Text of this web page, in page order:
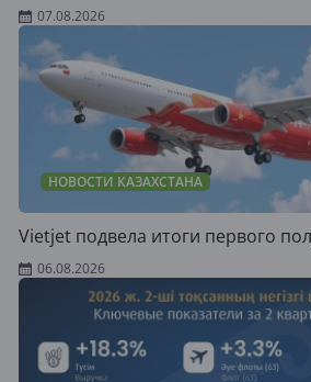
07.08.2026
НОВОСТИ КАЗАХСТАНА
Vietjet подвела итоги первого
06.08.2026